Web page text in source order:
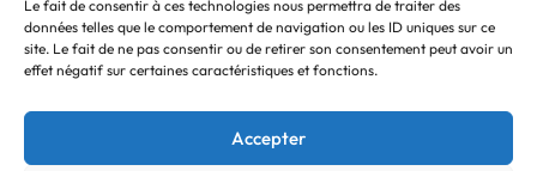
Le fait de consentir à ces technologies nous permettra de traiter des
données telles que le comportement de navigation ou les ID uniques sur ce
site. Le fait de ne pas consentir ou de retirer son consentement peut avoir un
effet négatif sur certaines caractéristiques et fonctions.
Accepter
Contactez-nous
Recevez notre Newsletter
Recrutements
Politique de confidentialité
haut